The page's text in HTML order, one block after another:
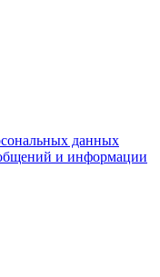
данных
и информации